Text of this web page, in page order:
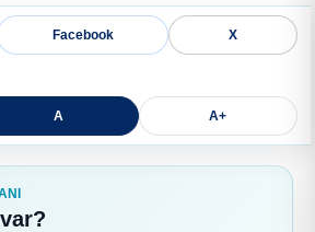
Facebook X
A A+